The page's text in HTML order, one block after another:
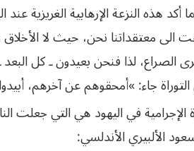
كما أكد هذه النزعة الإرهابية
الى معتقداتنا نحن، حيث لا الأخلاق
الصراع،لذافنحنبعيدونـكلالبعد
التوراةجاء: »أمحقوهمعنآخرهم،أبيدوا
الإجراميةفياليهودهيالتيجعلت
الألبيريالأندلسي: